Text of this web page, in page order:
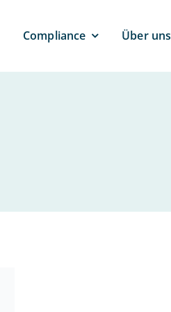
Com­pli­ance Über uns